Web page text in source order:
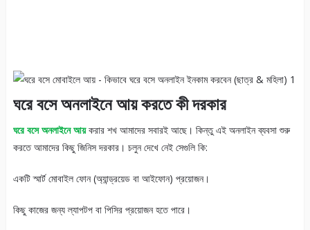
ঘরে বসে অনলাইনে আয় করতে কী দরকার
ঘরে বসে অনলাইনে আয়করার শখ আমাদের সবারই আছে। কিন্তু এই অনলাইন ব্যবসা শুরু
করতে আমাদের কিছু জিনিস দরকার। চলুন দেখে নেই সেগুলি কি:
একটি স্মার্ট মোবাইল ফোন (অ্যান্ড্রয়েড বা আইফোন) প্রয়োজন।
কিছু কাজের জন্য ল্যাপটপ বা পিসির প্রয়োজন হতে পারে।